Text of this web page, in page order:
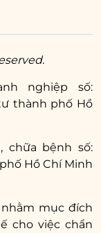
nghiệp số:
thành phố Hồ
chữa bệnh số:
Hồ Chí Minh
mục đích
cho việc chẩn